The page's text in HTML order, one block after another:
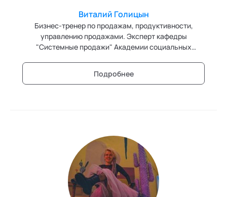
Виталий Голицын
Бизнес-тренер по продажам, продуктивности,
управлению продажами. Эксперт кафедры
"Системные продажи" Академии социальных
Подробнее